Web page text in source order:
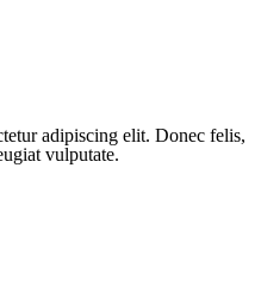
adipiscing elit. Donec felis,
vulputate.